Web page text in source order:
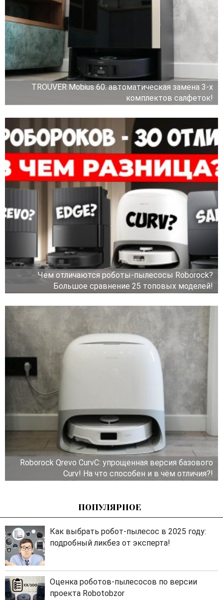
TROUVER Mobius 60: автоматическая замена 3-х
комплектов салфеток!
Чем отличаются роботы-пылесосы Roborock?
Большое сравнение 25 топовых моделей!
Roborock Qrevo CurvC: упрощенная версия базового
Curv! На что способен и в чём отличия?!
ПОПУЛЯРНОЕ
Как выбрать робот-пылесос в 2025 году:
подробный ликбез от эксперта!
Оценка роботов-пылесосов по версии
проекта Robotobzor